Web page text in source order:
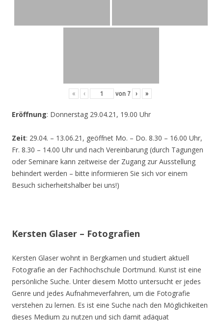
« ‹ von 7 › »
Eröffnung: Donnerstag 29.04.21, 19.00 Uhr
Zeit: 29.04. – 13.06.21, geöffnet Mo. – Do. 8.30 – 16.00 Uhr,
Fr. 8.30 – 14.00 Uhr und nach Vereinbarung (durch Tagungen
oder Seminare kann zeitweise der Zugang zur Ausstellung
behindert werden – bitte informieren Sie sich vor einem
Besuch sicherheitshalber bei uns!)
Kersten Glaser – Fotografien
Kersten Glaser wohnt in Bergkamen und studiert aktuell
Fotografie an der Fachhochschule Dortmund. Kunst ist eine
persönliche Suche. Unter diesem Motto untersucht er jedes
Genre und jedes Aufnahmeverfahren, um die Fotografie
verstehen zu lernen. Es ist eine Suche nach den Möglichkeiten
dieses Medium zu nutzen und sich damit adäquat